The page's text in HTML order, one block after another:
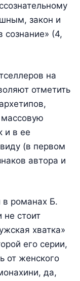
закон и
сознание» (4,
на
отметить
и в ее
(в первом
автора и
в романах Б.
не стоит
хватка»
его серии,
от женского
да,